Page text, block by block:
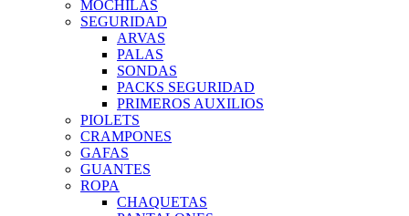
MOCHILAS
SEGURIDAD
ARVAS
PALAS
SONDAS
PACKS SEGURIDAD
PRIMEROS AUXILIOS
PIOLETS
CRAMPONES
GAFAS
GUANTES
ROPA
CHAQUETAS